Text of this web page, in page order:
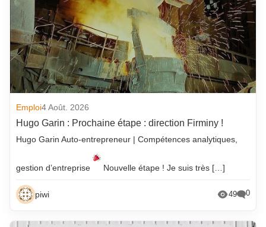
Emploi4 Août. 2026
Hugo Garin : Prochaine étape : direction Firminy !
Hugo Garin Auto-entrepreneur | Compétences analytiques,
gestion d’entreprise Nouvelle étape ! Je suis très […]
piwi 49 0